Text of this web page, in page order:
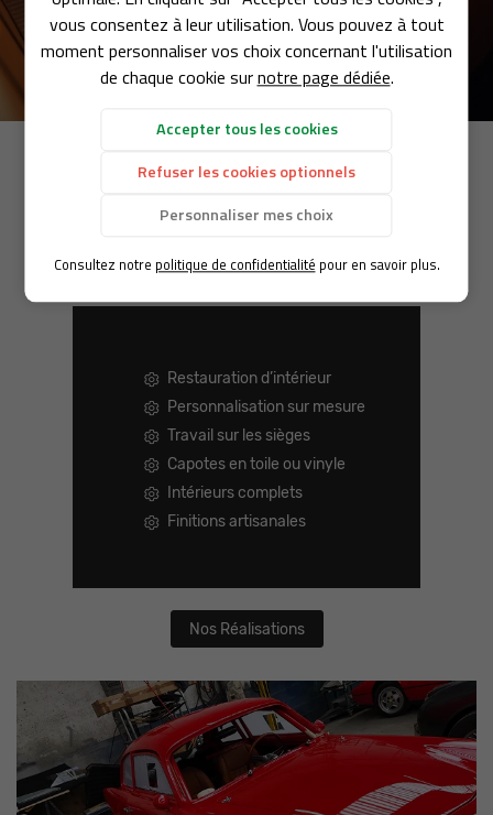
vous consentez à leur utilisation. Vous pouvez à tout
moment personnaliser vos choix concernant l'utilisation
de chaque cookie surnotre page dédiée.
Accepter tous les cookies
Refuser les cookies optionnels
Personnaliser mes choix
Consultez notre politique de confidentialité pour en savoir plus.
SERVICES
RÉALISATIONS
CONTACT
01 45 06 76
règles de l’art.
Contactez-nous
Restauration de
sellerie automobile
Restauration d’intérieur
Personnalisation sur mesure
Travail sur les sièges
Capotes en toile ou vinyle
Intérieurs complets
Finitions artisanales
Nos Réalisations